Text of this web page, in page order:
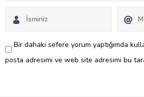
Bir dahaki sefere yorum yaptığımda
posta adresimi ve web site adresimi bu